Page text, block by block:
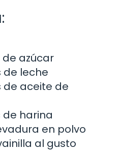
azúcar
de leche
de aceite de
harina
en polvo
al gusto